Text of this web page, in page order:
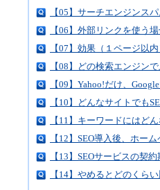
【05】サーチエンジンス
【06】外部リンクを使う
【07】効果（１ページ以
【08】どの検索エンジン
【09】Yahoo!だけ、
【10】どんなサイトでも
【11】キーワードにはど
【12】SEO導入後、ホー
【13】SEOサービスの契約
【14】やめるとどのくら